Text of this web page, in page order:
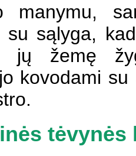
manymu,
su sąlyga,
žemę
kovodami
tėvynės